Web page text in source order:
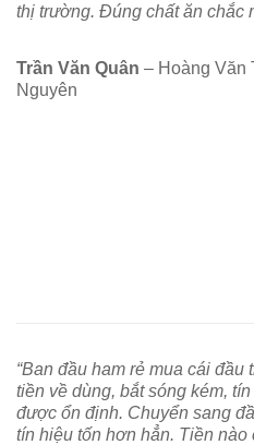
thị trường. Đúng chất ăn chắc
Trần Văn Quân – Hoàng Văn
Nguyên
“Ban đầu ham rẻ mua cái đầu
tiền về dùng, bắt sóng kém,
được ổn định. Chuyển sang
tín hiệu tốn hơn hẳn. Tiền nào